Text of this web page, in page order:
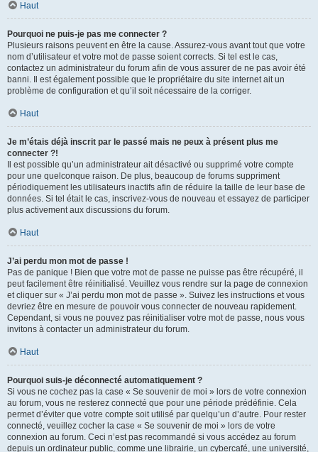
Haut
Pourquoi ne puis-je pas me connecter ?
Plusieurs raisons peuvent en être la cause. Assurez-vous avant tout que votre
nom d’utilisateur et votre mot de passe soient corrects. Si tel est le cas,
contactez un administrateur du forum afin de vous assurer de ne pas avoir été
banni. Il est également possible que le propriétaire du site internet ait un
problème de configuration et qu’il soit nécessaire de la corriger.
Haut
Je m’étais déjà inscrit par le passé mais ne peux à présent plus me
connecter ?!
Il est possible qu’un administrateur ait désactivé ou supprimé votre compte
pour une quelconque raison. De plus, beaucoup de forums suppriment
périodiquement les utilisateurs inactifs afin de réduire la taille de leur base de
données. Si tel était le cas, inscrivez-vous de nouveau et essayez de participer
plus activement aux discussions du forum.
Haut
J’ai perdu mon mot de passe !
Pas de panique ! Bien que votre mot de passe ne puisse pas être récupéré, il
peut facilement être réinitialisé. Veuillez vous rendre sur la page de connexion
et cliquer sur « J’ai perdu mon mot de passe ». Suivez les instructions et vous
devriez être en mesure de pouvoir vous connecter de nouveau rapidement.
Cependant, si vous ne pouvez pas réinitialiser votre mot de passe, nous vous
invitons à contacter un administrateur du forum.
Haut
Pourquoi suis-je déconnecté automatiquement ?
Si vous ne cochez pas la case « Se souvenir de moi » lors de votre connexion
au forum, vous ne resterez connecté que pour une période prédéfinie. Cela
permet d’éviter que votre compte soit utilisé par quelqu’un d’autre. Pour rester
connecté, veuillez cocher la case « Se souvenir de moi » lors de votre
connexion au forum. Ceci n’est pas recommandé si vous accédez au forum
depuis un ordinateur public, comme une librairie, un cybercafé, une université,